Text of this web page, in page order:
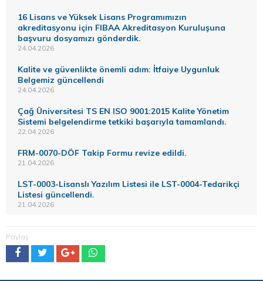
16 Lisans ve Yüksek Lisans Programımızın
akreditasyonu için FIBAA Akreditasyon Kuruluşuna
başvuru dosyamızı gönderdik.
24.04.2026
Kalite ve güvenlikte önemli adım: İtfaiye Uygunluk
Belgemiz güncellendi
24.04.2026
Çağ Üniversitesi TS EN ISO 9001:2015 Kalite Yönetim
Sistemi belgelendirme tetkiki başarıyla tamamlandı.
22.04.2026
FRM-0070-DÖF Takip Formu revize edildi.
21.04.2026
LST-0003-Lisanslı Yazılım Listesi ile LST-0004-Tedarikçi
Listesi güncellendi.
21.04.2026
Paylaş